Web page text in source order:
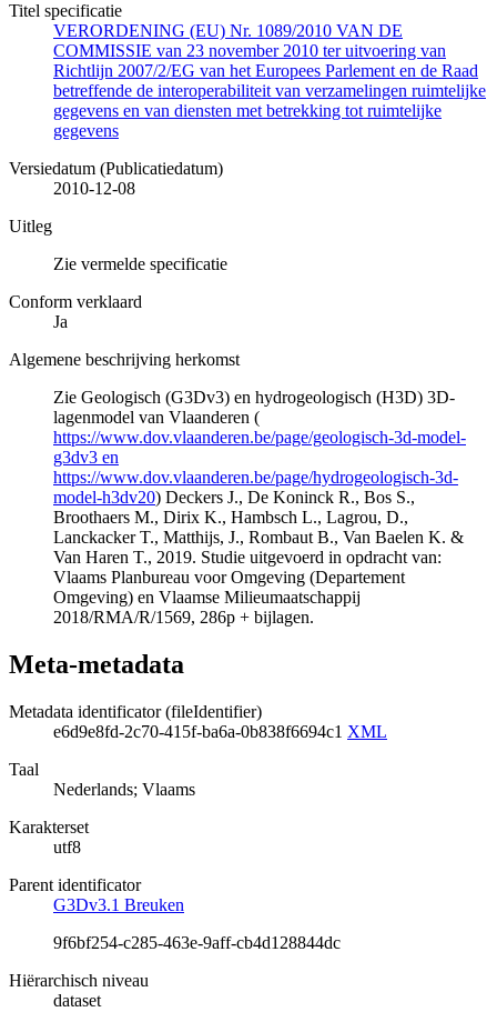
Titel specificatie
VERORDENING (EU) Nr. 1089/2010 VAN DE
COMMISSIE van 23 november 2010 ter uitvoering van
Richtlijn 2007/2/EG van het Europees Parlement en de Raad
betreffende de interoperabiliteit van verzamelingen ruimtelijke
gegevens en van diensten met betrekking tot ruimtelijke
gegevens
Versiedatum (Publicatiedatum)
2010-12-08
Uitleg
Zie vermelde specificatie
Conform verklaard
Ja
Algemene beschrijving herkomst
Zie Geologisch (G3Dv3) en hydrogeologisch (H3D) 3D-
lagenmodel van Vlaanderen (
https://www.dov.vlaanderen.be/page/geologisch-3d-model-
g3dv3 en
https://www.dov.vlaanderen.be/page/hydrogeologisch-3d-
model-h3dv20) Deckers J., De Koninck R., Bos S.,
Broothaers M., Dirix K., Hambsch L., Lagrou, D.,
Lanckacker T., Matthijs, J., Rombaut B., Van Baelen K. &
Van Haren T., 2019. Studie uitgevoerd in opdracht van:
Vlaams Planbureau voor Omgeving (Departement
Omgeving) en Vlaamse Milieumaatschappij
2018/RMA/R/1569, 286p + bijlagen.
Meta-metadata
Metadata identificator (fileIdentifier)
e6d9e8fd-2c70-415f-ba6a-0b838f6694c1 XML
Taal
Nederlands; Vlaams
Karakterset
utf8
Parent identificator
G3Dv3.1 Breuken
9f6bf254-c285-463e-9aff-cb4d128844dc
Hiërarchisch niveau
dataset